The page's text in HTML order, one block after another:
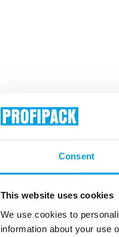
Consent
This website uses cookies
We use cookies to
information about your use